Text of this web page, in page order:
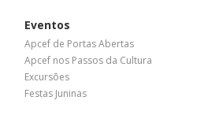
Eventos
Apcef de Portas Abertas
Apcef nos Passos da Cultura
Excursões
Festas Juninas